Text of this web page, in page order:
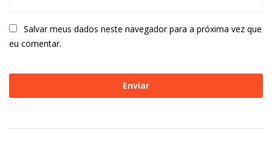
Salvar meus dados neste navegador para a próxima vez que
eu comentar.